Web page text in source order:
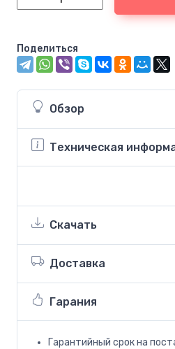
Поделиться
Обзор
Техническая
Скачать
Доставка
Гарания
Гарантийный срок на